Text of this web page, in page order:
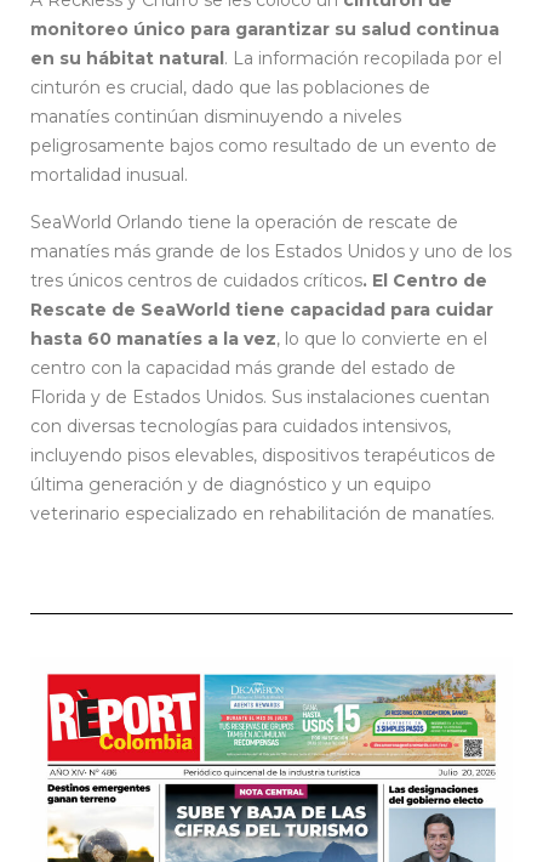
monitoreo único para garantizar su salud continua
en su hábitat natural. La información recopilada por el
cinturón es crucial, dado que las poblaciones de
manatíes continúan disminuyendo a niveles
peligrosamente bajos como resultado de un evento de
mortalidad inusual.
SeaWorld Orlando tiene la operación de rescate de
manatíes más grande de los Estados Unidos y uno de los
tres únicos centros de cuidados críticos. El Centro de
Rescate de SeaWorld tiene capacidad para cuidar
hasta 60 manatíes a la vez, lo que lo convierte en el
centro con la capacidad más grande del estado de
Florida y de Estados Unidos. Sus instalaciones cuentan
con diversas tecnologías para cuidados intensivos,
incluyendo pisos elevables, dispositivos terapéuticos de
última generación y de diagnóstico y un equipo
veterinario especializado en rehabilitación de manatíes.